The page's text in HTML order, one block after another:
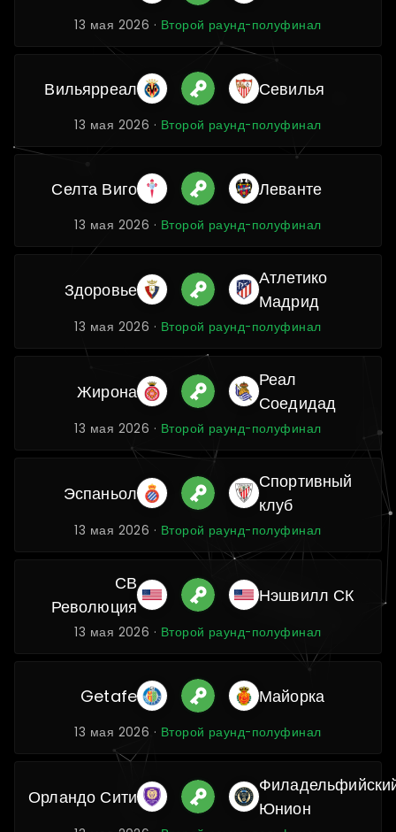
13 мая 2026 · Второй раунд-полуфинал
Вильярреал Севилья
13 мая 2026 · Второй раунд-полуфинал
Селта Виго Леванте
13 мая 2026 · Второй раунд-полуфинал
Здоровье
Атлетико
Мадрид
13 мая 2026 · Второй раунд-полуфинал
Жирона
Реал
Соедидад
13 мая 2026 · Второй раунд-полуфинал
Эспаньол
Спортивный
клуб
13 мая 2026 · Второй раунд-полуфинал
СВ
Революция
Нэшвилл СК
13 мая 2026 · Второй раунд-полуфинал
Getafe Майорка
13 мая 2026 · Второй раунд-полуфинал
Орландо Сити
Юнион